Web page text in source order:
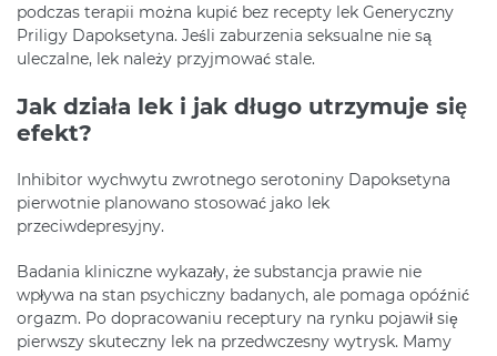
podczas terapii można kupić bez recepty lek Generyczny
Priligy Dapoksetyna. Jeśli zaburzenia seksualne nie są
uleczalne, lek należy przyjmować stale.
Jak działa lek i jak długo utrzymuje się
efekt?
Inhibitor wychwytu zwrotnego serotoniny Dapoksetyna
pierwotnie planowano stosować jako lek
przeciwdepresyjny.
Badania kliniczne wykazały, że substancja prawie nie
wpływa na stan psychiczny badanych, ale pomaga opóźnić
orgazm. Po dopracowaniu receptury na rynku pojawił się
pierwszy skuteczny lek na przedwczesny wytrysk. Mamy